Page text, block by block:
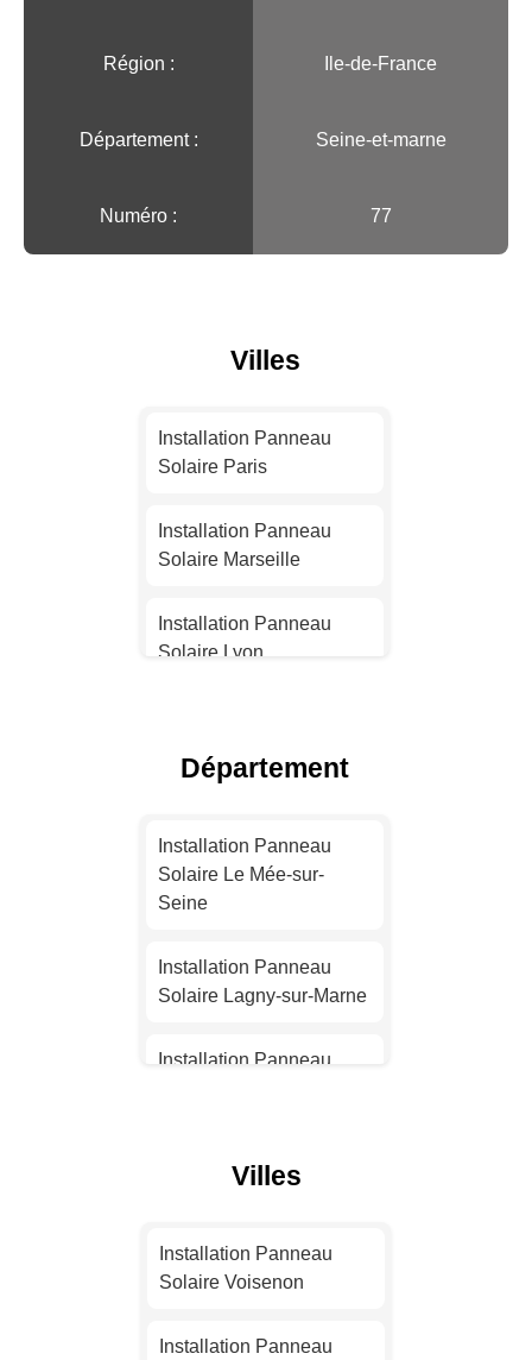
Région :️ Ile-de-France
Département : Seine-et-marne
Numéro : 77
Villes
Installation Panneau
Solaire Paris
Installation Panneau
Solaire Marseille
Installation Panneau
Solaire Lyon
Solaire Nice
Installation Panneau
Installation Panneau
Installation Panneau
Installation Panneau
Département
Installation Panneau
Solaire Le Mée-sur-
Seine
Installation Panneau
Solaire Lagny-sur-Marne
Installation Panneau
Installation Panneau
Villes
Installation Panneau
Solaire Voisenon
Installation Panneau